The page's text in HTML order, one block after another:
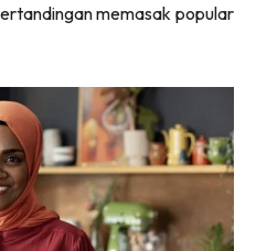
memasak popular